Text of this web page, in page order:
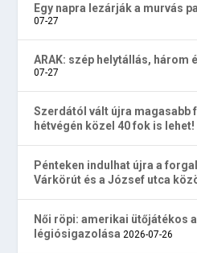
Egy napra lezárják a murvás
07-27
ARAK: szép helytállás, három
07-27
Szerdától vált újra magasabb
hétvégén közel 40 fok is lehet!
Pénteken indulhat újra a
Várkörút és a József utca
Női röpi: amerikai ütőjátékos
légiósigazolása 2026-07-26